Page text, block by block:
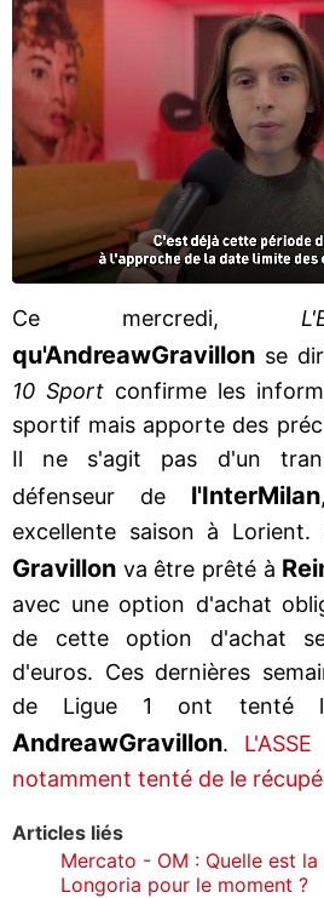
Ce mercredi,
qu'AndreawGravillon se
10 Sport confirme les
sportif mais apporte des
Il ne s'agit pas d'un
défenseur de l'InterMilan
excellente saison à Lorient.
Gravillon va être prêté à
avec une option d'achat
de cette option d'achat
d'euros. Ces dernières
de Ligue 1 ont tenté
AndreawGravillon.
notamment tenté de le
Articles liés
Mercato - OM : Quelle est
Longoria pour le moment ?